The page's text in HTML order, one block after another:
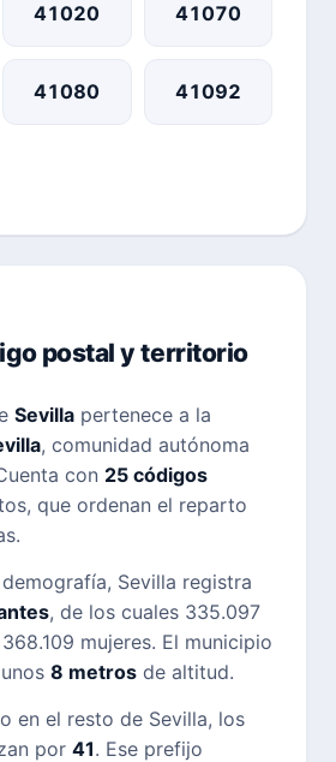
41020 41070
41080 41092
postal y territorio
Sevilla pertenece a la
, comunidad autónoma
con 25 códigos
que ordenan el reparto
Sevilla registra
, de los cuales 335.097
mujeres. El municipio
8 metros de altitud.
en el resto de Sevilla, los
por 41. Ese prefijo